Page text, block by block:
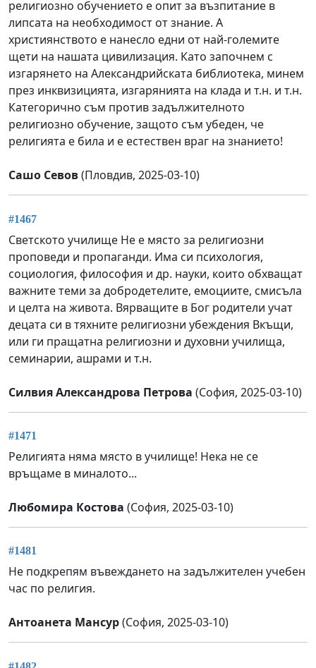
религиозно обучението е опит за възпитание в
липсата на необходимост от знание. А
християнството е нанесло едни от най-големите
щети на нашата цивилизация. Като започнем с
изгарянето на Александрийската библиотека, минем
през инквизицията, изгарянията на клада и т.н. и т.н.
Категорично съм против задължителното
религиозно обучение, защото съм убеден, че
религията е била и е естествен враг на знанието!
Сашо Севов(Пловдив, 2025-03-10)
#1467
Светското училище Не е място за религиозни
проповеди и пропаганди. Има си психология,
социология, философия и др. науки, които обхващат
важните теми за добродетелите, емоциите, смисъла
и целта на живота. Вярващите в Бог родители учат
децата си в тяхните религиозни убеждения Вкъщи,
или ги пращатна религиозни и духовни училища,
семинарии, ашрами и т.н.
Силвия Александрова Петрова (София, 2025-03-10)
#1471
Религията няма място в училище! Нека не се
връщаме в миналото...
Любомира Костова (София, 2025-03-10)
#1481
Не подкрепям въвеждането на задължителен учебен
час по религия.
Антоанета Мансур(София, 2025-03-10)